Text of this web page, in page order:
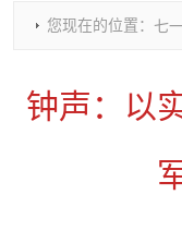
您现在的位置： 七
钟声：以